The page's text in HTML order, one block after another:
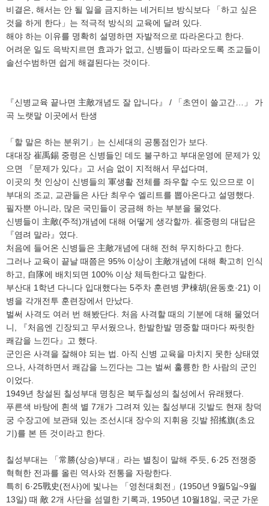
비결은, 해서는 안 될 일을 금지하는 네거티브 방식보다 「하고 싶은
것을 하게 한다」는 적극적 방식의 교육에 달려 있다.
해야 하는 이유를 명확히 설명하면 자발적으로 따라온다고 한다.
어려운 일도 윽박지르면 효과가 없고, 신병들이 따라오도록 조교들이
솔선수범하면 쉽게 해결된다는 것이다.
『신병교육 끝나면 主敵개념도 잘 압니다』 / 「초연이 쓸고간…」 가
곡 노랫말 이곳에서 탄생
「할 말은 하는 분위기」는 신세대의 공통점인가 보다.
대대장 崔禹錫 중령은 신병들인 데도 불구하고 부대운영에 문제가 있
으면 『문제가 있다』고 서슴 없이 지적해서 무섭다며,
이곳의 첫 인상이 신병들의 軍생활 전체를 좌우할 수도 있으므로 이
부대의 조교, 교관들은 사단 최우수 엘리트를 뽑아온다고 설명했다.
필자뿐 아니라, 많은 국민들이 궁금해 하는 부분을 물었다.
신병들이 主敵(주적)개념에 대해 어떻게 생각할까. 崔중령의 대답은
『염려 말라』였다.
처음에 들어온 신병들은 主敵개념에 대해 전혀 무지하다고 한다.
그러나 교육이 끝날 때쯤은 95% 이상이 主敵개념에 대해 확고히 인식
하고, 自隊에 배치되면 100% 이상 체득한다고 말한다.
부산대 1학년 다니다 입대했다는 5주차 훈련병 尹棟胡(윤동호·21) 이
병을 각개전투 훈련장에서 만났다.
벌써 사격도 여러 번 해봤단다. 처음 사격할 때의 기분에 대해 물었더
니, 『처음엔 긴장되고 무서웠으나, 한발한발 명중할 때마다 짜릿한
쾌감을 느낀다』고 했다.
군인은 사격을 잘해야 되는 법. 아직 신병 교육을 마치지 못한 상태였
으나, 사격하면서 쾌감을 느낀다는 그는 벌써 훌륭한 한 사람의 군인
이었다.
1949년 창설된 칠성부대 명칭은 북두칠성의 칠성에서 유래됐다.
푸른색 바탕에 흰색 별 7개가 그려져 있는 칠성부대 깃발도 현재 창덕
궁 수장고에 보관돼 있는 조선시대 장수의 지휘용 깃발 招搖旗(초요
기)를 본 뜬 것이라고 한다.
칠성부대는 「常勝(상승)부대」라는 별칭이 말해 주듯, 6·25 전쟁중
혁혁한 전과를 올린 역사와 전통을 자랑한다.
특히 6·25戰史(전사)에 빛나는 「영천대회전」(1950년 9월5일~9월
13일) 때 敵 2개 사단을 섬멸한 기록과, 1950년 10월18일, 국군 가운